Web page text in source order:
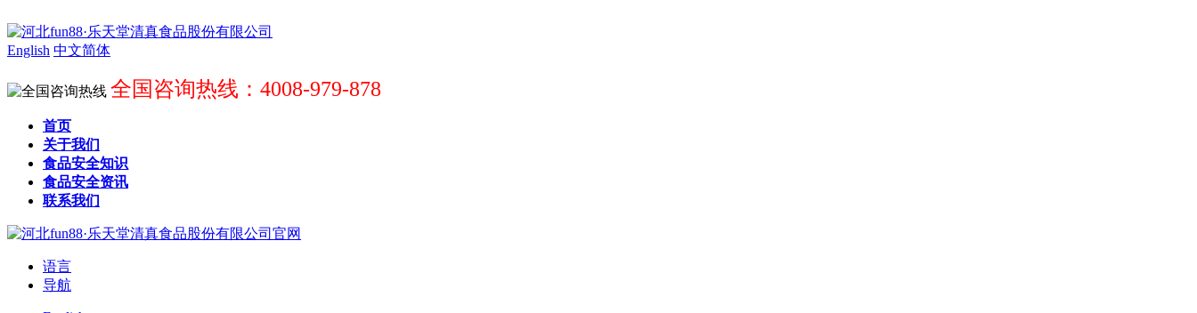
English 中文简体
全国咨询热线：4008-979-878
首页
关于我们
食品安全知识
食品安全资讯
联系我们
语言
导航